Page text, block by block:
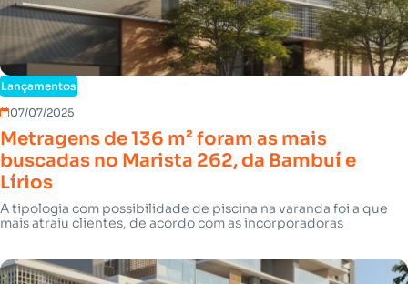
Lançamentos
07/07/2025
Metragens de 136 m² foram as mais
buscadas no Marista 262, da Bambuí e
Lírios
A tipologia com possibilidade de piscina na varanda foi a que
mais atraiu clientes, de acordo com as incorporadoras